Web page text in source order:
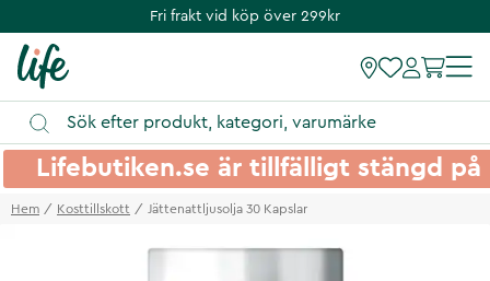
Fri frakt vid köp över 299kr
Lifebutiken.se är tillfälligt stängd
Hem Kosttillskott Jättenattljusolja 30 Kapslar